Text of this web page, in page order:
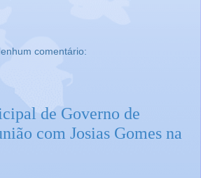
comentário:
de Governo de
com Josias Gomes na